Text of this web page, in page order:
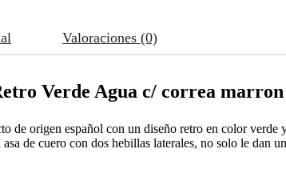
Valoraciones (0)
Verde Agua c/ correa marron
de origen español con un diseño retro en color
de cuero con dos hebillas laterales, no solo le